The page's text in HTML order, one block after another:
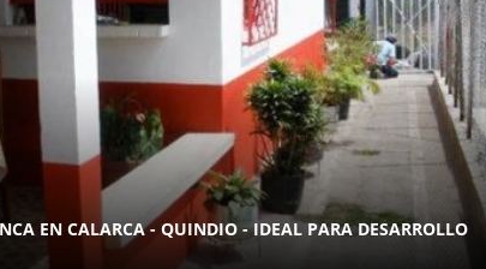
EN CALARCA - QUINDIO - IDEAL PARA DESARROLLO